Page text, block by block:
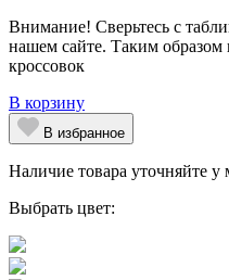
Внимание! Сверьтесь с
нашем сайте. Таким
кроссовок
В корзину
В избранное
Наличие товара уточняйте у
Выбрать цвет: